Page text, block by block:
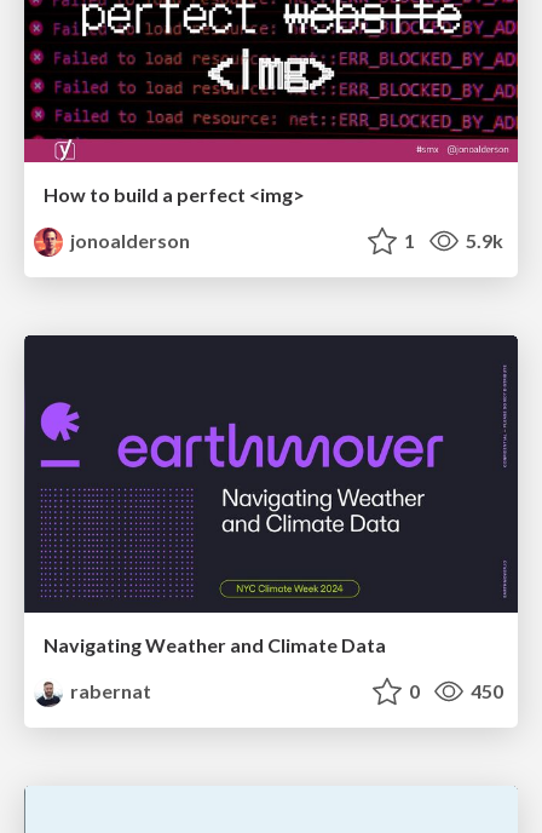
How to build a perfect <img>
jonoalderson
1 5.9k
Navigating Weather and Climate Data
rabernat
0 450